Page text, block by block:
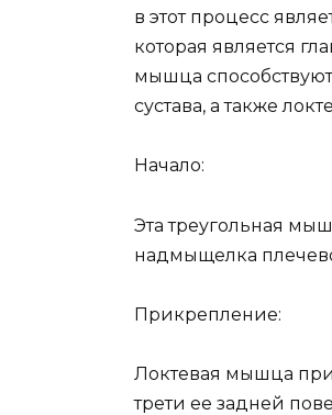
в этот процесс
которая является
мышца
сустава, а также
Начало:
Эта треугольная
надмыщелка
Прикрепление:
Локтевая мышца
трети ее задней